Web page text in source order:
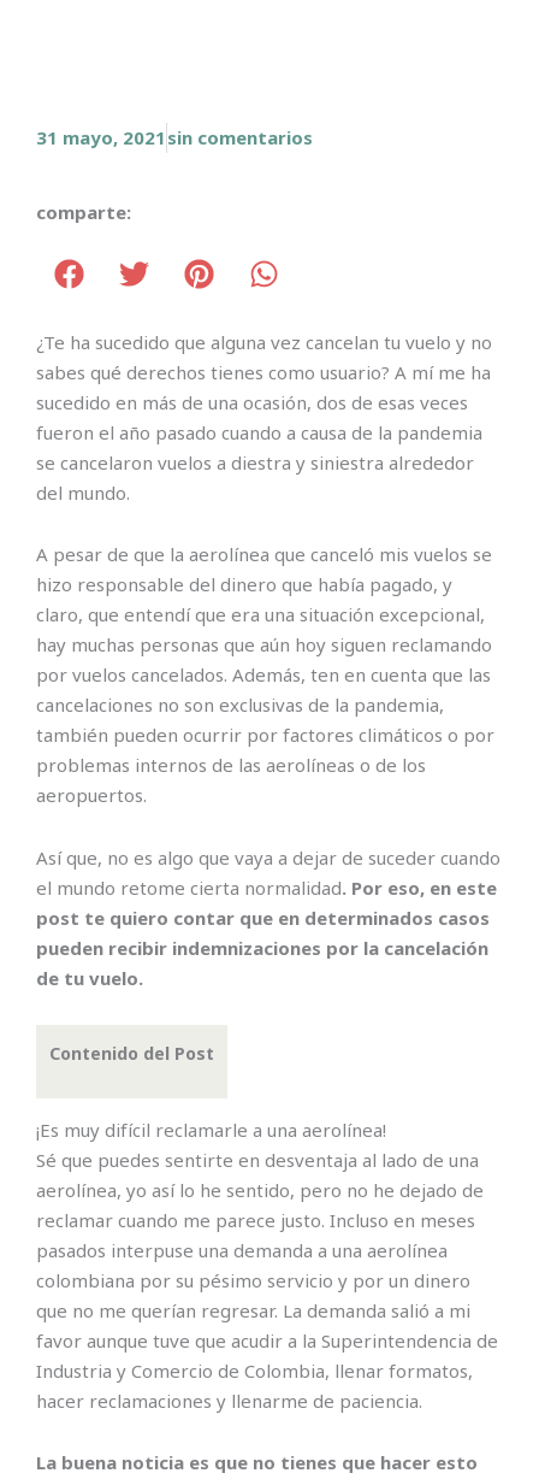
31 mayo, 2021 sin comentarios
comparte:
¿Te ha sucedido que alguna vez cancelan tu vuelo y no
sabes qué derechos tienes como usuario? A mí me ha
sucedido en más de una ocasión, dos de esas veces
fueron el año pasado cuando a causa de la pandemia
se cancelaron vuelos a diestra y siniestra alrededor
del mundo.
A pesar de que la aerolínea que canceló mis vuelos se
hizo responsable del dinero que había pagado, y
claro, que entendí que era una situación excepcional,
hay muchas personas que aún hoy siguen reclamando
por vuelos cancelados. Además, ten en cuenta que las
cancelaciones no son exclusivas de la pandemia,
también pueden ocurrir por factores climáticos o por
problemas internos de las aerolíneas o de los
aeropuertos.
Así que, no es algo que vaya a dejar de suceder cuando
el mundo retome cierta normalidad. Por eso, en este
post te quiero contar que en determinados casos
pueden recibir indemnizaciones por la cancelación
de tu vuelo.
Contenido del Post
¡Es muy difícil reclamarle a una aerolínea!
Sé que puedes sentirte en desventaja al lado de una
aerolínea, yo así lo he sentido, pero no he dejado de
reclamar cuando me parece justo. Incluso en meses
pasados interpuse una demanda a una aerolínea
colombiana por su pésimo servicio y por un dinero
que no me querían regresar. La demanda salió a mi
favor aunque tuve que acudir a la Superintendencia de
Industria y Comercio de Colombia, llenar formatos,
hacer reclamaciones y llenarme de paciencia.
La buena noticia es que no tienes que hacer esto